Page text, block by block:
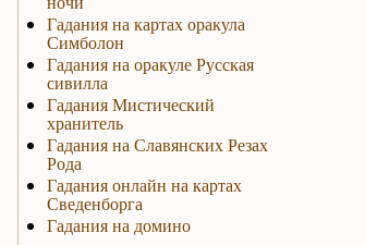
Гадания на картах оракула
Симболон
Гадания на оракуле Русская
сивилла
Гадания Мистический
хранитель
Гадания на Славянских Резах
Рода
Гадания онлайн на картах
Сведенборга
Гадания на домино